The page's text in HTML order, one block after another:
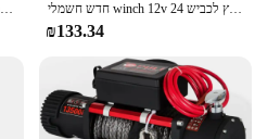
25t ההיגוי סרוו winch גלגל תוף חוט פלדה חוטי קרוון וו עבור 1/10 rc מכונת סריקה סורק מכונית trx4 scx10 writh d90 lcg כלי חדש חשמלי winch 12v רכב להניף חשמלי מחוץ לכביש 24v עזרה עצמית בית תיל קטן חבל תיל להניף
₪133.34